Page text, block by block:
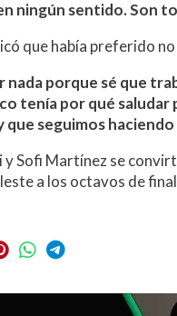
ningún sentido. Son
que había preferido
nada porque sé que
tenía por qué saludar
que seguimos
Sofi Martínez se
a los octavos de